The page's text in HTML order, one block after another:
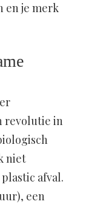
en je merk
revolutie in
niet
afval.
een